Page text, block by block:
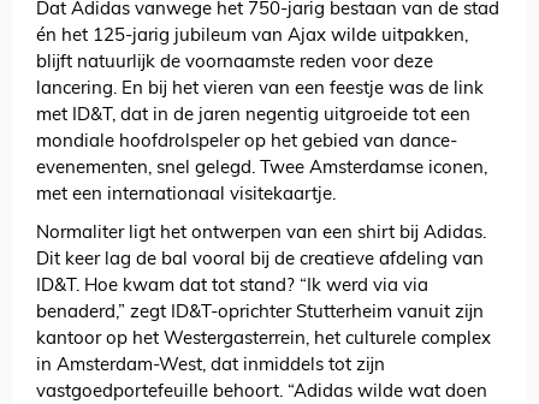
Dat Adidas vanwege het 750-jarig bestaan van de stad
én het 125-jarig jubileum van Ajax wilde uitpakken,
blijft natuurlijk de voornaamste reden voor deze
lancering. En bij het vieren van een feestje was de link
met ID&T, dat in de jaren negentig uitgroeide tot een
mondiale hoofdrolspeler op het gebied van dance-
evenementen, snel gelegd. Twee Amsterdamse iconen,
met een internationaal visitekaartje.
Normaliter ligt het ontwerpen van een shirt bij Adidas.
Dit keer lag de bal vooral bij de creatieve afdeling van
ID&T. Hoe kwam dat tot stand? “Ik werd via via
benaderd,” zegt ID&T-oprichter Stutterheim vanuit zijn
kantoor op het Westergasterrein, het culturele complex
in Amsterdam-West, dat inmiddels tot zijn
vastgoedportefeuille behoort. “Adidas wilde wat doen